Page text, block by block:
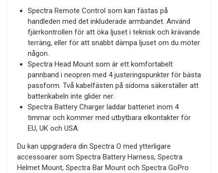
Spectra Remote Control som kan fästas på
handleden med det inkluderade armbandet. Använd
fjärrkontrollen för att öka ljuset i teknisk och krävande
terräng, eller för att snabbt dämpa ljuset om du möter
någon.
Spectra Head Mount som är ett komfortabelt
pannband i neopren med 4 justeringspunkter för bästa
passform. Två kabelfästen på sidorna säkerställer att
batterikabeln inte glider ner.
Spectra Battery Charger laddar batteriet inom 4
timmar och kommer med utbytbara elkontakter för
EU, UK och USA.
Du kan uppgradera din Spectra O med ytterligare
accessoarer som Spectra Battery Harness, Spectra
Helmet Mount, Spectra Bar Mount och Spectra GoPro